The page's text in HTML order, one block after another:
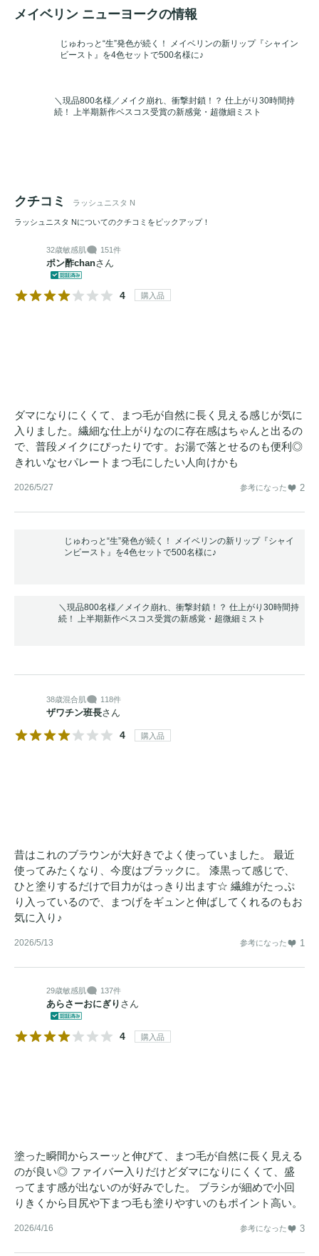
メイベリン ニューヨークの情報
じゅわっと“生”発色が続く！ メイベリンの新リップ『シャイン
ビースト』を4色セットで500名様に♪
＼現品800名様／メイク崩れ、衝撃封鎖！？ 仕上がり30時間持
続！ 上半期新作ベスコス受賞の新感覚・超微細ミスト
クチコミ ラッシュニスタ N
ラッシュニスタ Nについてのクチコミをピックアップ！
32歳敏感肌 151件
ポン酢chanさん
4 購入品
ダマになりにくくて、まつ毛が自然に長く見える感じが気に
入りました。繊細な仕上がりなのに存在感はちゃんと出るの
で、普段メイクにぴったりです。お湯で落とせるのも便利◎
きれいなセパレートまつ毛にしたい人向けかも
2026/5/27 参考になった 2
じゅわっと“生”発色が続く！ メイベリンの新リップ『シャイ
ンビースト』を4色セットで500名様に♪
＼現品800名様／メイク崩れ、衝撃封鎖！？ 仕上がり30時間持
続！ 上半期新作ベスコス受賞の新感覚・超微細ミスト
38歳混合肌 118件
ザワチン班長さん
4 購入品
昔はこれのブラウンが大好きでよく使っていました。 最近
使ってみたくなり、今度はブラックに。 漆黒って感じで、
ひと塗りするだけで目力がはっきり出ます☆ 繊維がたっぷ
り入っているので、まつげをギュンと伸ばしてくれるのもお
気に入り♪
2026/5/13 参考になった 1
29歳敏感肌 137件
あらさーおにぎり さん
4 購入品
塗った瞬間からスーッと伸びて、まつ毛が自然に長く見える
のが良い◎ ファイバー入りだけどダマになりにくくて、盛
ってます感が出ないのが好みでした。 ブラシが細めで小回
りきくから目尻や下まつ毛も塗りやすいのもポイント高い。
2026/4/16 参考になった 3